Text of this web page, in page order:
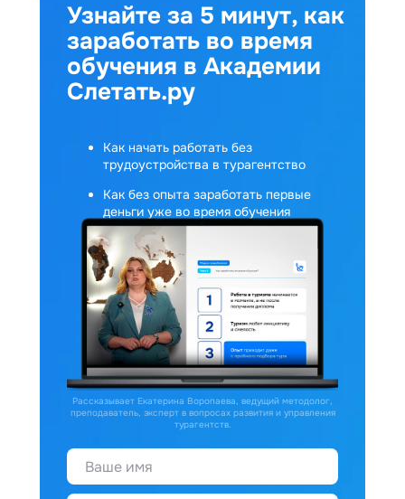
Узнайте за 5 минут, как
заработать во время
обучения в Академии
Слетать.ру
Рассказывает Екатерина Воропаева, ведущий методолог,
преподаватель, эксперт в вопросах развития и управления
турагентств.
Как начать работать без
трудоустройства в турагентство
Как без опыта заработать первые
деньги уже во время обучения